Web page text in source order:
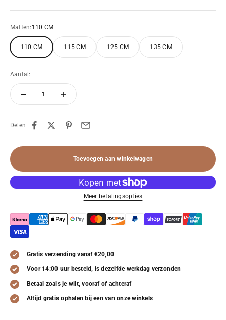
Matten: 110 CM
110 CM 115 CM 125 CM 135 CM
Aantal:
Delen
Toevoegen aan winkelwagen
Meer betalingsopties
Gratis verzending vanaf €20,00
Voor 14:00 uur besteld, is dezelfde werkdag verzonden
Betaal zoals je wilt, vooraf of achteraf
Altijd gratis ophalen bij een van onze winkels